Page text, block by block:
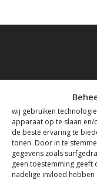
wij gebruiken
apparaat op te slaan
de beste ervaring te
tonen. Door in te
gegevens zoals
geen toestemming geeft
nadelige invloed
Tanthofdreef 7
015-2120822